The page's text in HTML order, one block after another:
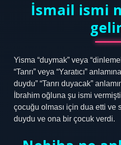
İsmail ismi
Yisma “duymak” veya
“Tanrı” veya “Yaratıcı”
duydu” “Tanrı duyacak”
İbrahim oğluna şu ismi
çocuğu olması için dua etti ve
duydu ve ona bir çocuk verdi.